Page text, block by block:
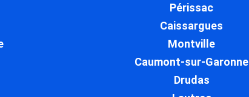
Périssac
Caissargues
Montville
Caumont-sur-Garonne
Drudas